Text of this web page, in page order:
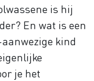
is hij
En wat is een
kind
je het